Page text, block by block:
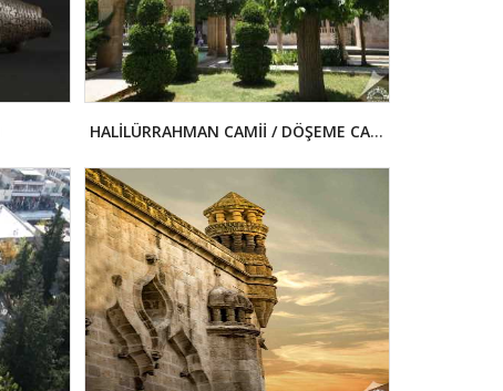
HALİLÜRRAHMAN CAMİİ / DÖŞEME CAMİİ